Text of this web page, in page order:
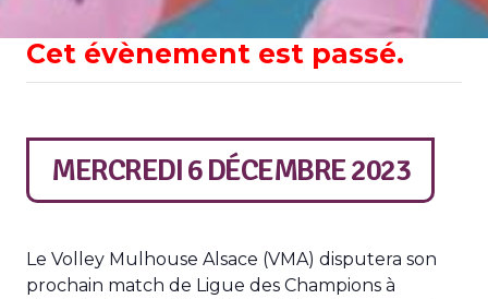
Cet évènement est passé.
MERCREDI 6 DÉCEMBRE 2023
Le Volley Mulhouse Alsace (VMA) disputera son
prochain match de Ligue des Champions à